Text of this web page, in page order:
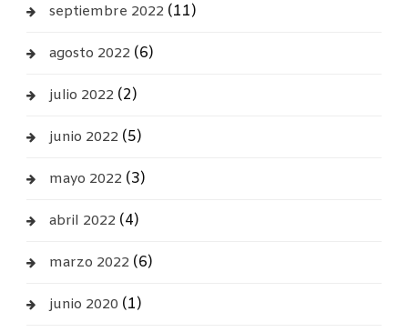
septiembre 2022 (11)
agosto 2022 (6)
julio 2022 (2)
junio 2022 (5)
mayo 2022 (3)
abril 2022 (4)
marzo 2022 (6)
junio 2020 (1)